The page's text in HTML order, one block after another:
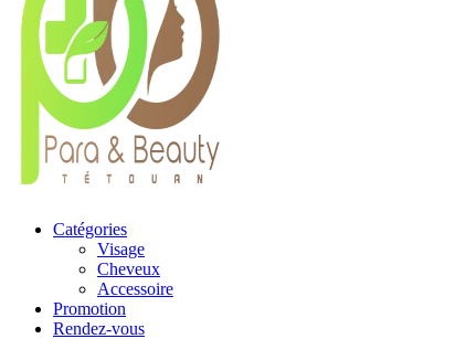
Catégories
Visage
Cheveux
Accessoire
Promotion
Rendez-vous